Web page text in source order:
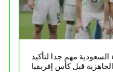
مهم جدا لتأكيد